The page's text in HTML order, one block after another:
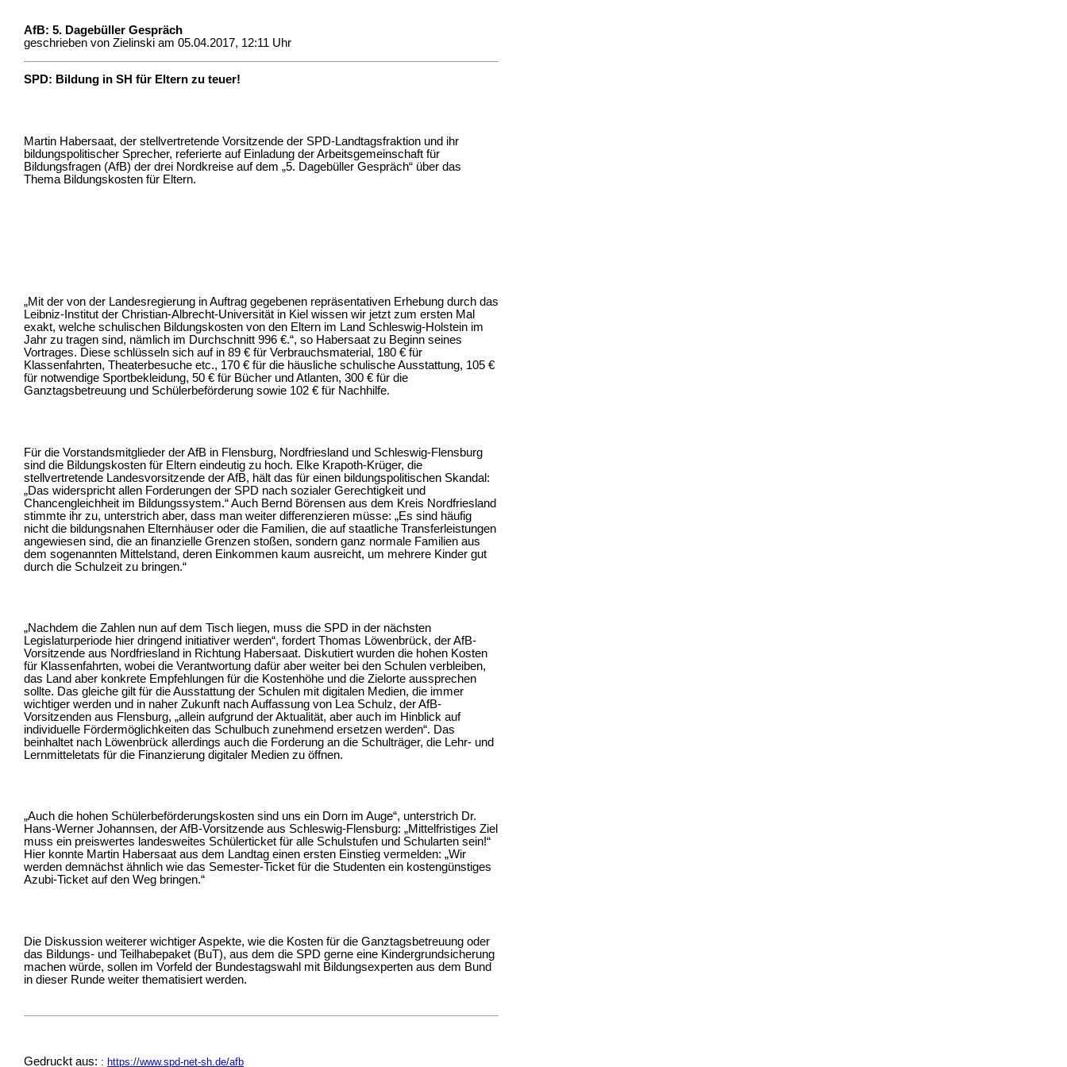
AfB: 5. Dagebüller Gespräch
geschrieben von Zielinski am 05.04.2017, 12:11 Uhr
SPD: Bildung in SH für Eltern zu teuer!
Martin Habersaat, der stellvertretende Vorsitzende der SPD-Landtagsfraktion und ihr
bildungspolitischer Sprecher, referierte auf Einladung der Arbeitsgemeinschaft für
Bildungsfragen (AfB) der drei Nordkreise auf dem „5. Dagebüller Gespräch“ über das
Thema Bildungskosten für Eltern.
„Mit der von der Landesregierung in Auftrag gegebenen repräsentativen Erhebung durch das
Leibniz-Institut der Christian-Albrecht-Universität in Kiel wissen wir jetzt zum ersten Mal
exakt, welche schulischen Bildungskosten von den Eltern im Land Schleswig-Holstein im
Jahr zu tragen sind, nämlich im Durchschnitt 996 €.“, so Habersaat zu Beginn seines
Vortrages. Diese schlüsseln sich auf in 89 € für Verbrauchsmaterial, 180 € für
Klassenfahrten, Theaterbesuche etc., 170 € für die häusliche schulische Ausstattung, 105 €
für notwendige Sportbekleidung, 50 € für Bücher und Atlanten, 300 € für die
Ganztagsbetreuung und Schülerbeförderung sowie 102 € für Nachhilfe.
Für die Vorstandsmitglieder der AfB in Flensburg, Nordfriesland und Schleswig-Flensburg
sind die Bildungskosten für Eltern eindeutig zu hoch. Elke Krapoth-Krüger, die
stellvertretende Landesvorsitzende der AfB, hält das für einen bildungspolitischen Skandal:
„Das widerspricht allen Forderungen der SPD nach sozialer Gerechtigkeit und
Chancengleichheit im Bildungssystem.“ Auch Bernd Börensen aus dem Kreis Nordfriesland
stimmte ihr zu, unterstrich aber, dass man weiter differenzieren müsse: „Es sind häufig
nicht die bildungsnahen Elternhäuser oder die Familien, die auf staatliche Transferleistungen
angewiesen sind, die an finanzielle Grenzen stoßen, sondern ganz normale Familien aus
dem sogenannten Mittelstand, deren Einkommen kaum ausreicht, um mehrere Kinder gut
durch die Schulzeit zu bringen.“
„Nachdem die Zahlen nun auf dem Tisch liegen, muss die SPD in der nächsten
Legislaturperiode hier dringend initiativer werden“, fordert Thomas Löwenbrück, der AfB-
Vorsitzende aus Nordfriesland in Richtung Habersaat. Diskutiert wurden die hohen Kosten
für Klassenfahrten, wobei die Verantwortung dafür aber weiter bei den Schulen verbleiben,
das Land aber konkrete Empfehlungen für die Kostenhöhe und die Zielorte aussprechen
sollte. Das gleiche gilt für die Ausstattung der Schulen mit digitalen Medien, die immer
wichtiger werden und in naher Zukunft nach Auffassung von Lea Schulz, der AfB-
Vorsitzenden aus Flensburg, „allein aufgrund der Aktualität, aber auch im Hinblick auf
individuelle Fördermöglichkeiten das Schulbuch zunehmend ersetzen werden“. Das
beinhaltet nach Löwenbrück allerdings auch die Forderung an die Schulträger, die Lehr- und
Lernmitteletats für die Finanzierung digitaler Medien zu öffnen.
„Auch die hohen Schülerbeförderungskosten sind uns ein Dorn im Auge“, unterstrich Dr.
Hans-Werner Johannsen, der AfB-Vorsitzende aus Schleswig-Flensburg: „Mittelfristiges Ziel
muss ein preiswertes landesweites Schülerticket für alle Schulstufen und Schularten sein!“
Hier konnte Martin Habersaat aus dem Landtag einen ersten Einstieg vermelden: „Wir
werden demnächst ähnlich wie das Semester-Ticket für die Studenten ein kostengünstiges
Azubi-Ticket auf den Weg bringen.“
Die Diskussion weiterer wichtiger Aspekte, wie die Kosten für die Ganztagsbetreuung oder
das Bildungs- und Teilhabepaket (BuT), aus dem die SPD gerne eine Kindergrundsicherung
machen würde, sollen im Vorfeld der Bundestagswahl mit Bildungsexperten aus dem Bund
in dieser Runde weiter thematisiert werden.
Gedruckt aus: : https://www.spd-net-sh.de/afb